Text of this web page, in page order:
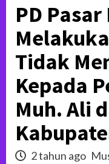
PD
Tidak
Kepada
Muh. Ali
2 tahun ago